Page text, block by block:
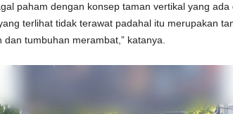
paham dengan konsep taman vertikal yang
terlihat tidak terawat padahal itu merupakan
tumbuhan merambat,” katanya.